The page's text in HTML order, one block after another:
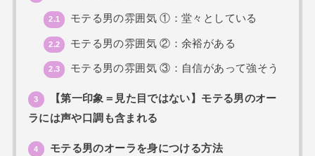
2.1 モテる男の雰囲気 ①：堂々としている
2.2 モテる男の雰囲気 ②：余裕がある
2.3 モテる男の雰囲気 ③：自信があって強そう
3
【第一印象＝見た目ではない】モテる男のオー
ラには声や口調も含まれる
4 モテる男のオーラを身につける方法